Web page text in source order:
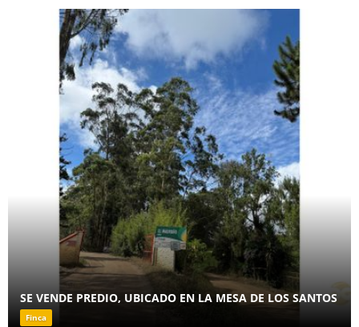
SE VENDE PREDIO, UBICADO EN LA MESA DE LOS SANTOS
Finca